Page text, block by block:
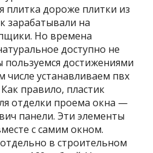
плитка дороже плитки из
зарабатывали на
Но времена
доступно не
достижениями
числе устанавливаем пвх
правило, пластик
отделки проема окна —
панели. Эти элементы
с самим окном.
в строительном